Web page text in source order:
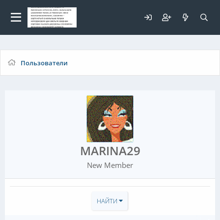
Пользователи
MARINA29
New Member
НАЙТИ
Для любых предложений по
сайту: elaizik@cp9.ru